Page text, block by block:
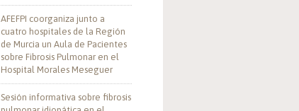
AFEFPI coorganiza junto a
cuatro hospitales de la Región
de Murcia un Aula de Pacientes
sobre Fibrosis Pulmonar en el
Hospital Morales Meseguer
Sesión informativa sobre fibrosis